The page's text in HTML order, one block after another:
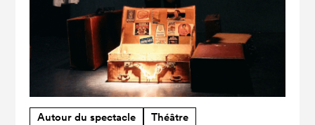
Autour du spectacle Théâtre